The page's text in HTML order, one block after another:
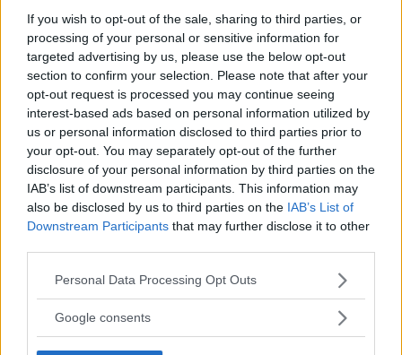
If you wish to opt-out of the sale, sharing to third parties, or
processing of your personal or sensitive information for
targeted advertising by us, please use the below opt-out
section to confirm your selection. Please note that after your
opt-out request is processed you may continue seeing
interest-based ads based on personal information utilized by
us or personal information disclosed to third parties prior to
your opt-out. You may separately opt-out of the further
disclosure of your personal information by third parties on the
IAB’s list of downstream participants. This information may
also be disclosed by us to third parties on the IAB’s List of
Downstream Participants that may further disclose it to other
Please note that this website/app uses one or more Google
not limited to your visit or usage behaviour. You may click to
use your data for below specified purposes in below Google
Personal Data Processing Opt Outs
Google consents
106 000 kronor.
Den amerikanska tillverkaren meddelar att
biljardbordet också fraktas internationellt, även
till Sverige.
Diskutera: Något för ditt vardagsrum?
RELATERADE BILDSPEL